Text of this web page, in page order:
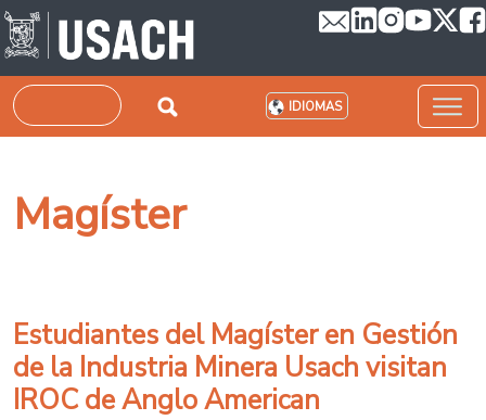
Pasar al contenido principal
Buscar IDIOMAS
Magíster
Estudiantes del Magíster en Gestión
de la Industria Minera Usach visitan
IROC de Anglo American